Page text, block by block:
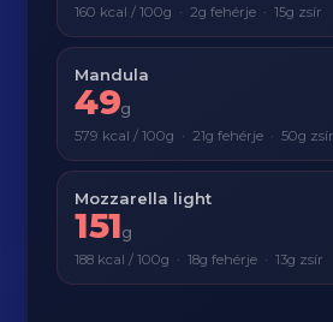
160 kcal / 100g · 2g fehérje · 15g zsír
Mandula
49g
579 kcal / 100g · 21g fehérje · 50g zsír
Mozzarella light
151g
188 kcal / 100g · 18g fehérje · 13g zsír